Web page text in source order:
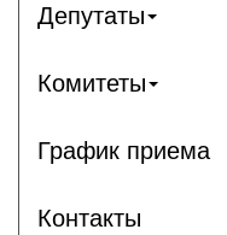
Депутаты
Комитеты
График приема
Контакты